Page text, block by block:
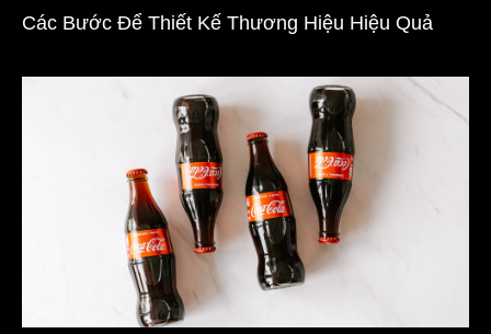
Các Bước Để Thiết Kế Thương Hiệu Hiệu Quả